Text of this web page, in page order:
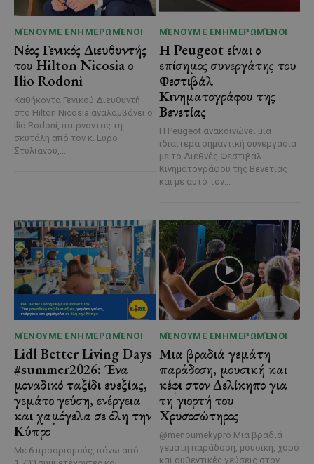
ΜΈΝΟΥΜΕ ΕΝΗΜΕΡΩΜΈΝΟΙ
Νέος Γενικός Διευθυντής
του Hilton Nicosia ο
Ilio Rodoni
Καθήκοντα Γενικού Διευθυντή
στο Hilton Nicosia αναλαμβάνει ο
Ilio Rodoni, παίρνοντας τη
σκυτάλη από τον κ. Εύρο
Στυλιανού,...
ΜΈΝΟΥΜΕ ΕΝΗΜΕΡΩΜΈΝΟΙ
Η Peugeot είναι ο
επίσημος συνεργάτης του
Φεστιβάλ
Κινηματογράφου της
Βενετίας
Η Peugeot ανακοινώνει μια
ιδιαίτερα σημαντική συνεργασία
με το Διεθνές Φεστιβάλ
Κινηματογράφου της Βενετίας
και με αυτό τον...
ΜΈΝΟΥΜΕ ΕΝΗΜΕΡΩΜΈΝΟΙ
Lidl Better Living Days
#summer2026: Ένα
μοναδικό ταξίδι ευεξίας,
γεμάτο γεύση, ενέργεια
και χαμόγελα σε όλη την
Κύπρο
Με 6 προορισμούς, πάνω από
ΜΈΝΟΥΜΕ ΕΝΗΜΕΡΩΜΈΝΟΙ
Μια βραδιά γεμάτη
παράδοση, μουσική και
κέφι στον Δελίκηπο για
τη γιορτή του
Χρυσοσώτηρος
@menoumekypro Μια βραδιά
γεμάτη παράδοση, μουσική, χορό
και αυθεντικές γεύσεις στον